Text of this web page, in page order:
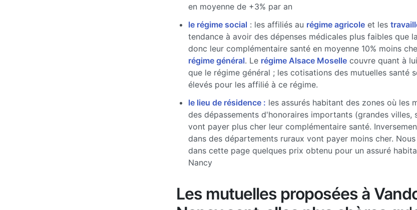
en moyenne de +3% par an
le régime social : les affiliés au régime agricoleet les
tendance à avoir des dépenses médicales plus faibles que
donc leur complémentaire santé en moyenne 10% moins
régime général. Le régime Alsace Mosellecouvre quant à
que le régime général ; les cotisations des mutuelles santé
élevés pour les affilié à ce régime.
le lieu de résidence : les assurés habitant des zones où les
des dépassements d'honoraires importants (grandes villes,
vont payer plus cher leur complémentaire santé.
dans des départements ruraux vont payer moins cher.
dans cette page quelques prix obtenu pour un assuré
Nancy
Les mutuelles proposées à